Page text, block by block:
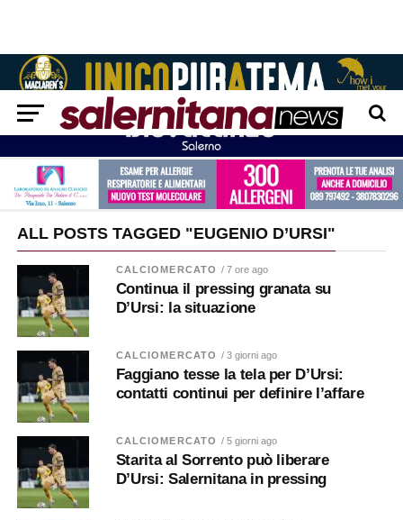
ALL POSTS TAGGED "EUGENIO D’URSI"
CALCIOMERCATO / 7 ore ago
Continua il pressing granata su
D’Ursi: la situazione
CALCIOMERCATO / 3 giorni ago
Faggiano tesse la tela per D’Ursi:
contatti continui per definire l’affare
CALCIOMERCATO / 5 giorni ago
Starita al Sorrento può liberare
D’Ursi: Salernitana in pressing